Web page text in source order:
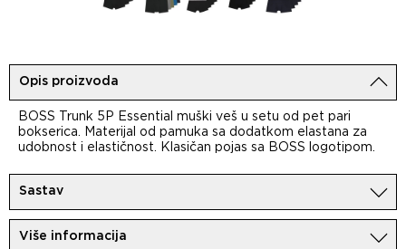
Opis proizvoda
BOSS Trunk 5P Essential muški veš u setu od pet pari
bokserica. Materijal od pamuka sa dodatkom elastana za
udobnost i elastičnost. Klasičan pojas sa BOSS logotipom.
Sastav
5%Elastan
Više informacija